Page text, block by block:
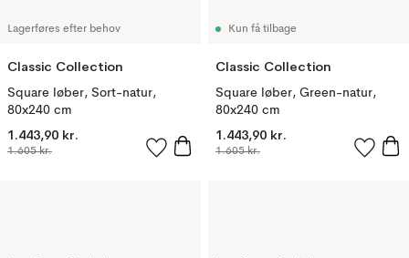
Lagerføres efter behov
Classic Collection
Square løber, Sort-natur,
80x240 cm
1.443,90 kr.
1.605 kr.
Kun få tilbage
Classic Collection
Square løber, Green-natur,
80x240 cm
1.443,90 kr.
1.605 kr.